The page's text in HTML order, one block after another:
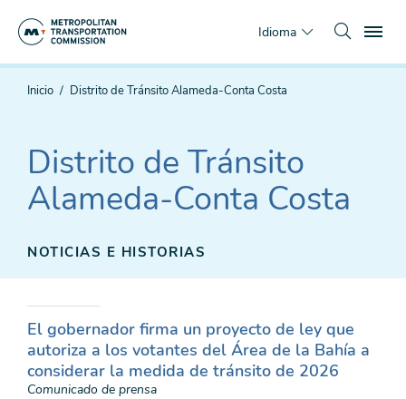
Idioma
Estás
Inicio Distrito de Tránsito Alameda-Conta Costa
Distrito de Tránsito
Alameda-Conta Costa
NOTICIAS E HISTORIAS
El gobernador firma un proyecto de ley que
autoriza a los votantes del Área de la Bahía a
considerar la medida de tránsito de 2026
Comunicado de prensa